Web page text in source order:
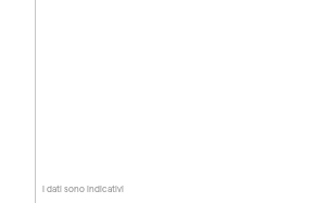
I dati sono indicativi